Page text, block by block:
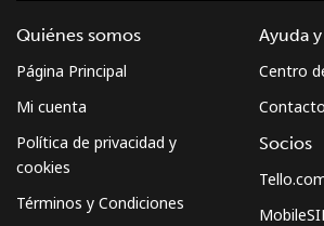
Quiénes somos
Página Principal
Mi cuenta
Política de privacidad y
cookies
Términos y Condiciones
Ayuda
Centro
Contacto
Socios